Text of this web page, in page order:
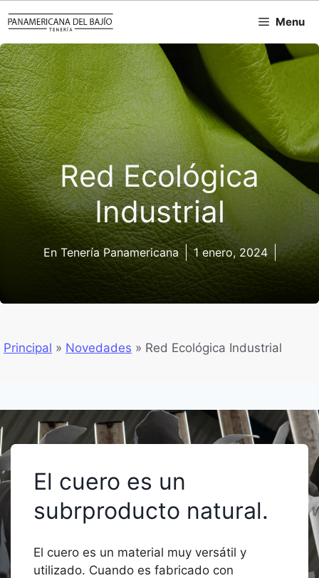
al
contenido
Menu
Red Ecológica
Industrial
En Tenería Panamericana 1 enero, 2024
Principal » Novedades » Red Ecológica Industrial
El cuero es un
subrproducto natural.
El cuero es un material muy versátil y
utilizado. Cuando es fabricado con